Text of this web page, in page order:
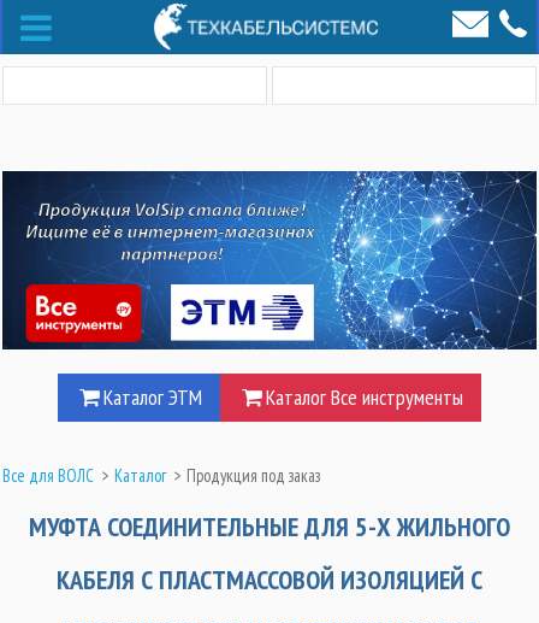
Каталог ЭТМ Каталог Все инструменты
Все для ВОЛС > Каталог > Продукция под заказ
МУФТА СОЕДИНИТЕЛЬНЫЕ ДЛЯ 5-Х ЖИЛЬНОГО
КАБЕЛЯ С ПЛАСТМАССОВОЙ ИЗОЛЯЦИЕЙ С